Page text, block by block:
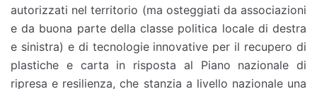
autorizzati nel territorio (ma osteggiati da associazioni
e da buona parte della classe politica locale di destra
e sinistra) e di tecnologie innovative per il recupero di
plastiche e carta in risposta al Piano nazionale di
ripresa e resilienza, che stanzia a livello nazionale una